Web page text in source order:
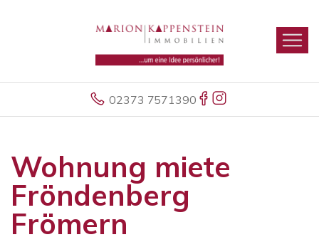
02373 7571390
Wohnung miete
Fröndenberg
Frömern